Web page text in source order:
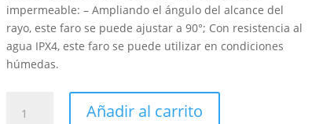
impermeable: – Ampliando el ángulo del alcance del
rayo, este faro se puede ajustar a 90°; Con resistencia al
agua IPX4, este faro se puede utilizar en condiciones
húmedas.
Minera
Añadir al carrito